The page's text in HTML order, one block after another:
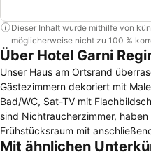
Dieser Inhalt wurde mithilfe von
möglicherweise nicht zu 100 %
Über Hotel Garni
Unser Haus am Ortsrand
Gästezimmern dekoriert mit
Bad/WC, Sat-TV mit
sind Nichtraucherzimmer, haben aber
Frühstücksraum mit
vom Frühstücksbuffet 9,-- € pro
Mit ähnlichen